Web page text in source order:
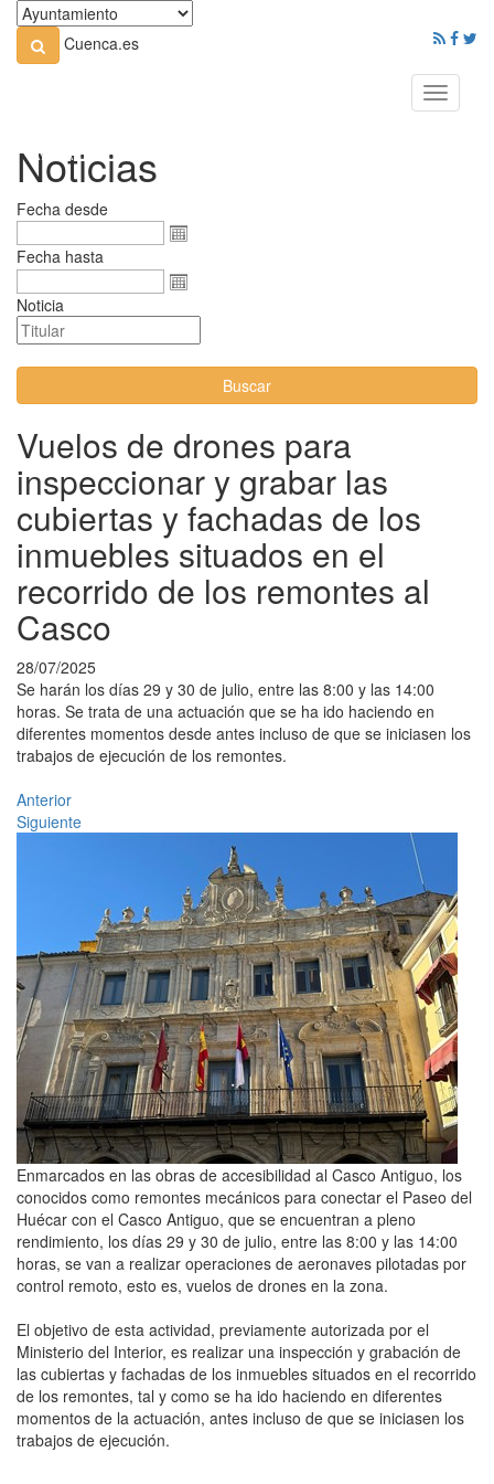
Cuenca.es
Toggle
Noticias
Fecha desde
Fecha hasta
Noticia
Buscar
Vuelos de drones para
inspeccionar y grabar las
cubiertas y fachadas de los
inmuebles situados en el
recorrido de los remontes al
Casco
28/07/2025
Se harán los días 29 y 30 de julio, entre las 8:00 y las 14:00
horas. Se trata de una actuación que se ha ido haciendo en
diferentes momentos desde antes incluso de que se iniciasen los
trabajos de ejecución de los remontes.
Anterior
Siguiente
Enmarcados en las obras de accesibilidad al Casco Antiguo, los
conocidos como remontes mecánicos para conectar el Paseo del
Huécar con el Casco Antiguo, que se encuentran a pleno
rendimiento, los días 29 y 30 de julio, entre las 8:00 y las 14:00
horas, se van a realizar operaciones de aeronaves pilotadas por
control remoto, esto es, vuelos de drones en la zona.
El objetivo de esta actividad, previamente autorizada por el
Ministerio del Interior, es realizar una inspección y grabación de
las cubiertas y fachadas de los inmuebles situados en el recorrido
de los remontes, tal y como se ha ido haciendo en diferentes
momentos de la actuación, antes incluso de que se iniciasen los
trabajos de ejecución.